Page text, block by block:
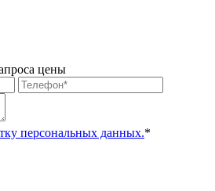
цены
персональных данных.*